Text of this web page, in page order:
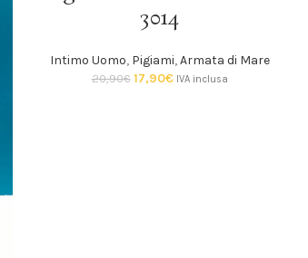
3014
Intimo Uomo, Pigiami,Armata di Mare
20,90€ 17,90€ IVA inclusa